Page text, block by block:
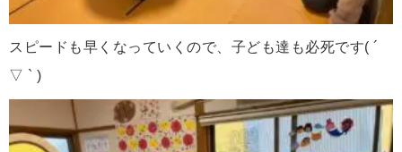
スピードも早くなっていくので、子ども達も必死です( ´
▽ ` )